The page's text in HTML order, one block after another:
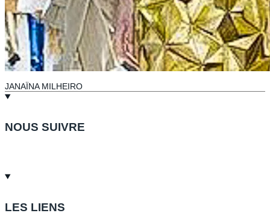
JANAÏNA MILHEIRO
NOUS SUIVRE
LES LIENS